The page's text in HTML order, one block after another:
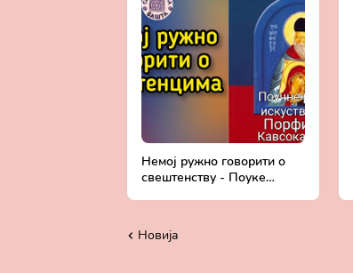
Немој ружно говорити о
свештенству - Поуке
Новија